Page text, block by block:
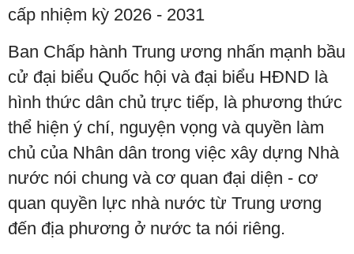
cấp nhiệm kỳ 2026 - 2031
Ban Chấp hành Trung ương nhấn mạnh bầu
cử đại biểu Quốc hội và đại biểu HĐND là
hình thức dân chủ trực tiếp, là phương thức
thể hiện ý chí, nguyện vọng và quyền làm
chủ của Nhân dân trong việc xây dựng Nhà
nước nói chung và cơ quan đại diện - cơ
quan quyền lực nhà nước từ Trung ương
đến địa phương ở nước ta nói riêng.